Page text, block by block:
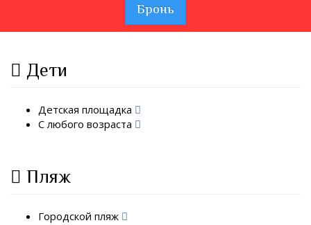
Бронь
Дети
Детская площадка
С любого возраста
Пляж
Городской пляж